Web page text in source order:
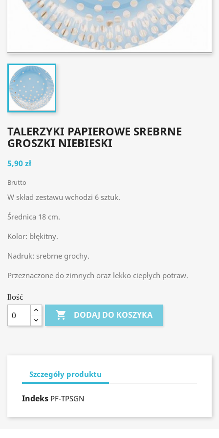
TALERZYKI PAPIEROWE SREBRNE
GROSZKI NIEBIESKI
5,90 zł
Brutto
W skład zestawu wchodzi 6 sztuk.
Średnica 18 cm.
Kolor: błękitny.
Nadruk: srebrne grochy.
Przeznaczone do zimnych oraz lekko ciepłych potraw.
Ilość
 DODAJ DO KOSZYKA
Szczegóły produktu
Indeks PF-TPSGN